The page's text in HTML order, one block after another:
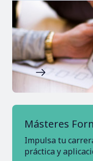
Imagen
Másteres
Impulsa tu
práctica y